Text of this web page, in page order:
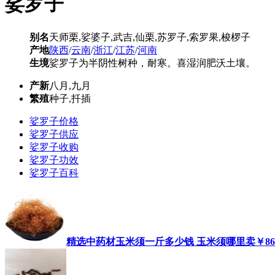
别名天师栗,娑婆子,武吉,仙栗,苏罗子,索罗果,梭椤子
产地陕西/云南/浙江/江苏/河南
生境娑罗子为半阴性树种，耐寒。喜湿润肥沃土壤。
产新八月,九月
繁殖种子,扦插
娑罗子价格
娑罗子供应
娑罗子收购
娑罗子功效
娑罗子百科
精选中药材玉米须一斤多少钱 玉米须哪里卖￥86